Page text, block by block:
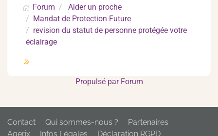
Forum
Aider un proche
Mandat de Protection Future
revision du statut de personne protégée votre
éclairage
Propulsé par Forum
Contact Qui sommes-nous ?
Partenaires
Agerix
Infos Légales Déclaration RGPD